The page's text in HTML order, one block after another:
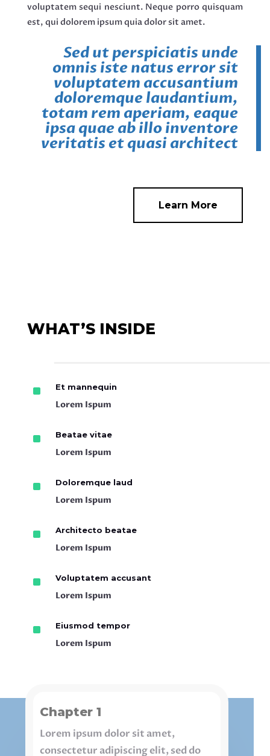
voluptatem sequi nesciunt. Neque porro quisquam
est, qui dolorem ipsum quia dolor sit amet.
Sed ut perspiciatis unde
omnis iste natus error sit
voluptatem accusantium
doloremque laudantium,
totam rem aperiam, eaque
ipsa quae ab illo inventore
veritatis et quasi architect
Learn More
WHAT’S INSIDE
^ Et mannequin
Lorem Ispum
^ Beatae vitae
Lorem Ispum
^ Doloremque laud
Lorem Ispum
^ Architecto beatae
Lorem Ispum
^ Voluptatem accusant
Lorem Ispum
^ Eiusmod tempor
Lorem Ispum
Chapter 1
Lorem ipsum dolor sit amet,
consectetur adipiscing elit, sed do